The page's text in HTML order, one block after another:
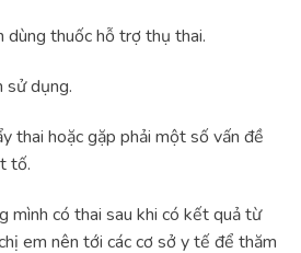
thuốc hỗ trợ thụ thai.
sử dụng.
thai hoặc gặp phải một số vấn đề
tố.
mình có thai sau khi có kết quả từ
em nên tới các cơ sở y tế để thăm